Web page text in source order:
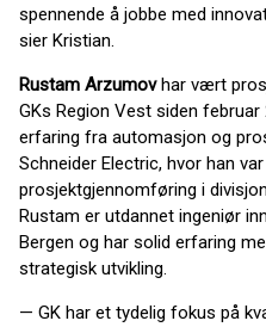
spennende å jobbe med
sier Kristian.
Rustam Arzumovhar vært
GKs Region Vest siden
erfaring fra automasjon og
Schneider Electric, hvor han
prosjektgjennomføring i
Rustam er utdannet ingeniør
Bergen og har solid erfaring
strategisk utvikling.
— GK har et tydelig fokus på